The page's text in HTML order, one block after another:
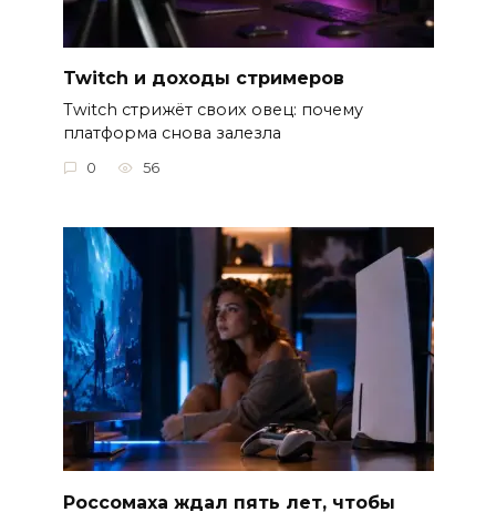
Twitch и доходы стримеров
Twitch стрижёт своих овец: почему
платформа снова залезла
0 56
Россомаха ждал пять лет, чтобы